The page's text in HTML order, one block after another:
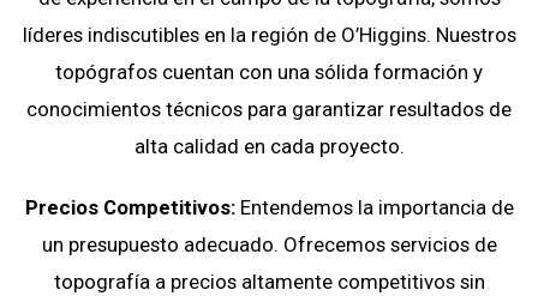
líderes indiscutibles en la región de O’Higgins. Nuestros
topógrafos cuentan con una sólida formación y
conocimientos técnicos para garantizar resultados de
alta calidad en cada proyecto.
Precios Competitivos:Entendemos la importancia de
un presupuesto adecuado. Ofrecemos servicios de
topografía a precios altamente competitivos sin